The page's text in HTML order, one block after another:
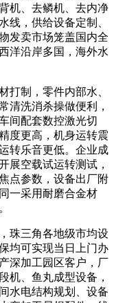
机、去鳞机、去内净
线，供给设备定制、
发卖市场笼盖国内全
洋沿岸多国，海外水
制，零件内部水、
清洗消杀操做便利，
间配套数控激光切
度更高，机身运转震
转乐音更低。企业成
展空载试运转测试，
点参数，设备出厂附
一采用耐磨合金材
三角各地级市均设
均可实现当日上门办
深加工园区客户，厂
机、鱼丸成型设备，
水电结构规划、设备